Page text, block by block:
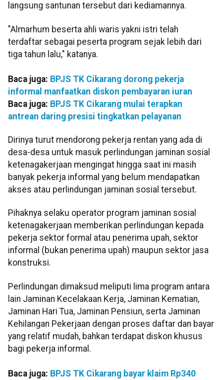
langsung santunan tersebut dari kediamannya.
"Almarhum beserta ahli waris yakni istri telah
terdaftar sebagai peserta program sejak lebih dari
tiga tahun lalu," katanya.
Baca juga: BPJS TK Cikarang dorong pekerja
informal manfaatkan diskon pembayaran iuran
Baca juga: BPJS TK Cikarang mulai terapkan
antrean daring presisi tingkatkan pelayanan
Dirinya turut mendorong pekerja rentan yang ada di
desa-desa untuk masuk perlindungan jaminan sosial
ketenagakerjaan mengingat hingga saat ini masih
banyak pekerja informal yang belum mendapatkan
akses atau perlindungan jaminan sosial tersebut.
Pihaknya selaku operator program jaminan sosial
ketenagakerjaan memberikan perlindungan kepada
pekerja sektor formal atau penerima upah, sektor
informal (bukan penerima upah) maupun sektor jasa
konstruksi.
Perlindungan dimaksud meliputi lima program antara
lain Jaminan Kecelakaan Kerja, Jaminan Kematian,
Jaminan Hari Tua, Jaminan Pensiun, serta Jaminan
Kehilangan Pekerjaan dengan proses daftar dan bayar
yang relatif mudah, bahkan terdapat diskon khusus
bagi pekerja informal.
Baca juga: BPJS TK Cikarang bayar klaim Rp340